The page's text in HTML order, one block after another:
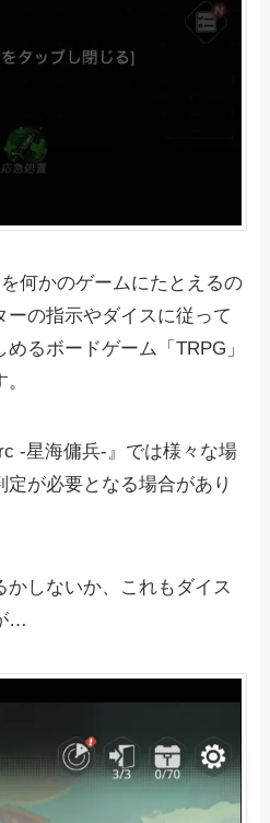
何かのゲームにたとえるの
ーの指示やダイスに従って
るボードゲーム「TRPG」
-星海傭兵-』では様々な場
が必要となる場合があり
かしないか、これもダイス
…